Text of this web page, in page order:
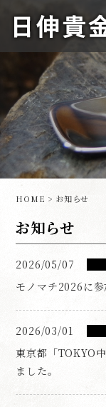
HOME > お知らせ
お知らせ
2026/05/07
モノマチ2026に
2026/03/01
東京都「TOKYO
ました。